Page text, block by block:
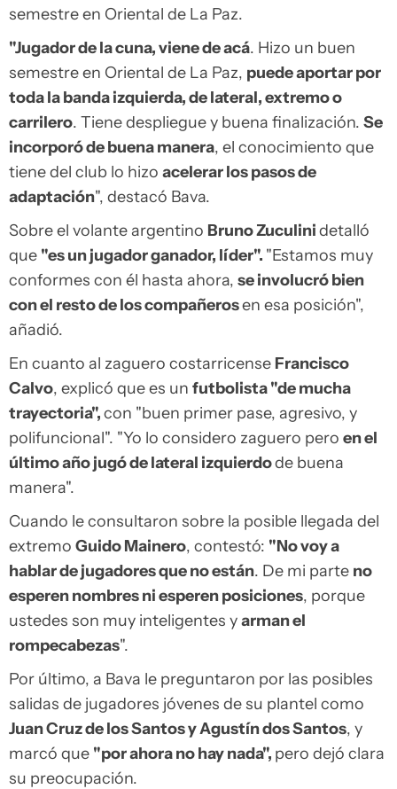
semestre en Oriental de La Paz.
"Jugador de la cuna, viene de acá. Hizo un buen
semestre en Oriental de La Paz, puede aportar por
toda la banda izquierda, de lateral, extremo o
carrilero. Tiene despliegue y buena finalización. Se
incorporó de buena manera, el conocimiento que
tiene del club lo hizo acelerar los pasos de
adaptación", destacó Bava.
Sobre el volante argentino Bruno Zuculinidetalló
que "es un jugador ganador, líder". "Estamos muy
conformes con él hasta ahora, se involucró bien
con el resto de los compañerosen esa posición",
añadió.
En cuanto al zaguero costarricense Francisco
Calvo, explicó que es un futbolista "de mucha
trayectoria",con "buen primer pase, agresivo, y
polifuncional". "Yo lo considero zaguero pero en el
último año jugó de lateral izquierdode buena
manera".
Cuando le consultaron sobre la posible llegada del
extremo Guido Mainero, contestó: "No voy a
hablar de jugadores que no están. De mi parte no
esperen nombres ni esperen posiciones, porque
ustedes son muy inteligentes yarman el
rompecabezas".
Por último, a Bava le preguntaron por las posibles
salidas de jugadores jóvenes de su plantel como
Juan Cruz de los Santos y Agustín dos Santos, y
marcó que "por ahora no hay nada", pero dejó clara
su preocupación.